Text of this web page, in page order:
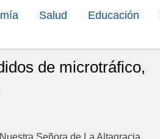
Salud Educación
de microtráfico,